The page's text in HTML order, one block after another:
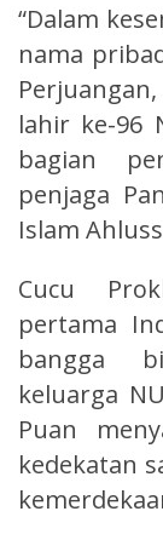
“Dalam
nama
lahir ke-96
bagian
penjaga
Islam
Cucu
pertama
bangga
keluarga
Puan
kedekatan